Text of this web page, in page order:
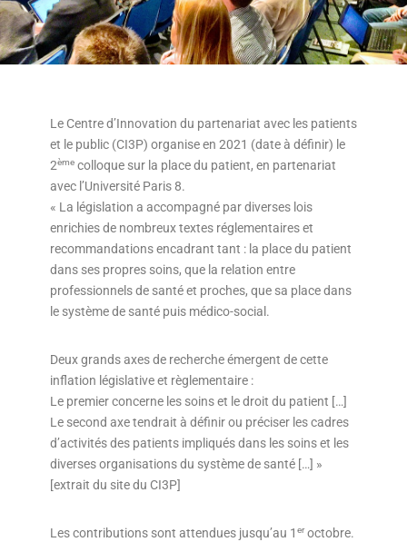
Le Centre d’Innovation du partenariat avec les patients
et le public (CI3P) organise en 2021 (date à définir) le
2èmecolloque sur la place du patient, en partenariat
avec l’Université Paris 8.
« La législation a accompagné par diverses lois
enrichies de nombreux textes réglementaires et
recommandations encadrant tant : la place du patient
dans ses propres soins, que la relation entre
professionnels de santé et proches, que sa place dans
le système de santé puis médico-social.
Deux grands axes de recherche émergent de cette
inflation législative et règlementaire :
Le premier concerne les soins et le droit du patient […]
Le second axe tendrait à définir ou préciser les cadres
d’activités des patients impliqués dans les soins et les
diverses organisations du système de santé […] »
[extrait du site du CI3P]
Les contributions sont attendues jusqu’au 1 eroctobre.